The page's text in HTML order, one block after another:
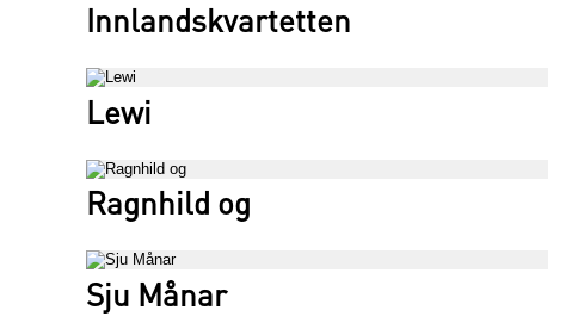
Innlandskvartetten
Lewi
Ragnhild og
Sju Månar